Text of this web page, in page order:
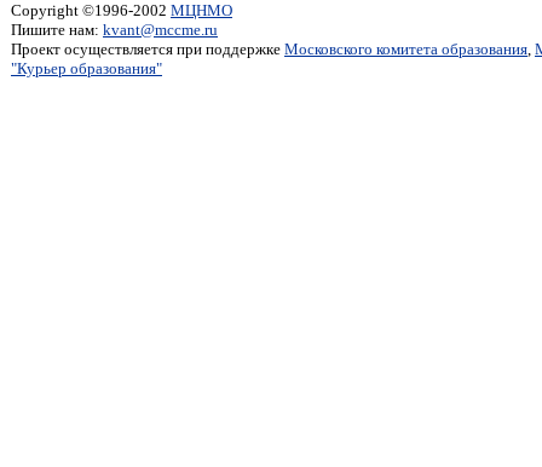
Copyright ©1996-2002 МЦНМО
Пишите нам: kvant@mccme.ru
Проект осуществляется при поддержке Московского комитета образования,
"Курьер образования"